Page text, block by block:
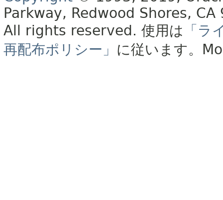
Parkway, Redwood Shores, CA
All rights reserved. 使用は 「ラ
再配布ポリシー」 に従います。